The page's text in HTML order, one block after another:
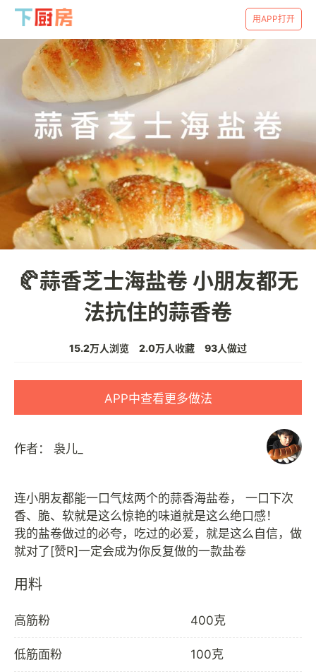
用APP打开
🥐蒜香芝士海盐卷 小朋友都无
法抗住的蒜香卷
15.2万人浏览 2.0万人收藏 93人做过
APP中查看更多做法
作者： 袅儿_
连小朋友都能一口气炫两个的蒜香海盐卷， 一口下次
香、脆、软就是这么惊艳的味道就是这么绝口感！
我的盐卷做过的必夸，吃过的必爱，就是这么自信，做
用料
高筋粉 400克
低筋面粉 100克